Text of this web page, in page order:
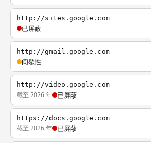
http://sites.google.com
已屏蔽
http://gmail.google.com
间歇性
http://video.google.com
截至 2026 年 已屏蔽
https://docs.google.com
截至 2026 年 已屏蔽